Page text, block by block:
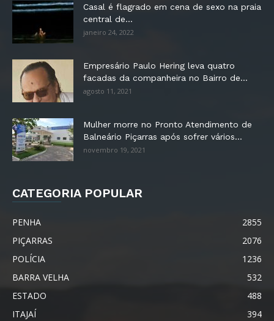
Casal é flagrado em cena de sexo na praia
central de...
janeiro 24, 2022
Empresário Paulo Hering leva quatro
facadas da companheira no Bairro de...
agosto 11, 2021
Mulher morre no Pronto Atendimento de
Balneário Piçarras após sofrer vários...
novembro 19, 2021
CATEGORIA POPULAR
PENHA
2855
PIÇARRAS
2076
POLÍCIA
1236
BARRA VELHA
532
ESTADO
488
ITAJAÍ
394